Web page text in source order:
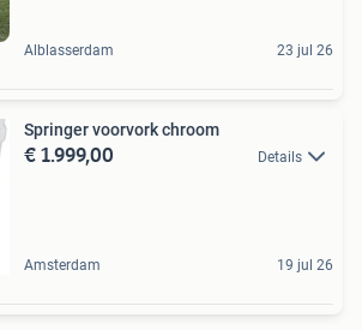
Alblasserdam 23 jul 26
Springer voorvork chroom
€ 1.999,00 Details
Amsterdam 19 jul 26